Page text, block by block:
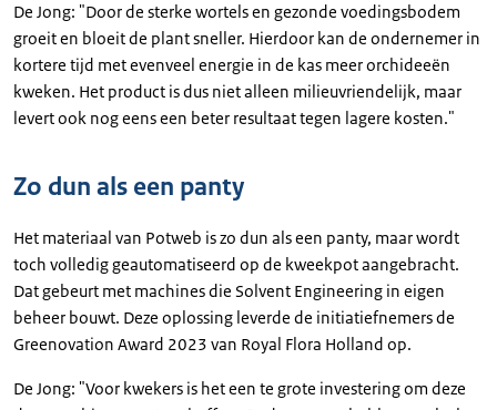
De Jong: "Door de sterke wortels en gezonde voedingsbodem
groeit en bloeit de plant sneller. Hierdoor kan de ondernemer in
kortere tijd met evenveel energie in de kas meer orchideeën
kweken. Het product is dus niet alleen milieuvriendelijk, maar
levert ook nog eens een beter resultaat tegen lagere kosten."
Zo dun als een panty
Het materiaal van Potweb is zo dun als een panty, maar wordt
toch volledig geautomatiseerd op de kweekpot aangebracht.
Dat gebeurt met machines die Solvent Engineering in eigen
beheer bouwt. Deze oplossing leverde de initiatiefnemers de
Greenovation Award 2023 van Royal Flora Holland op.
De Jong: "Voor kwekers is het een te grote investering om deze